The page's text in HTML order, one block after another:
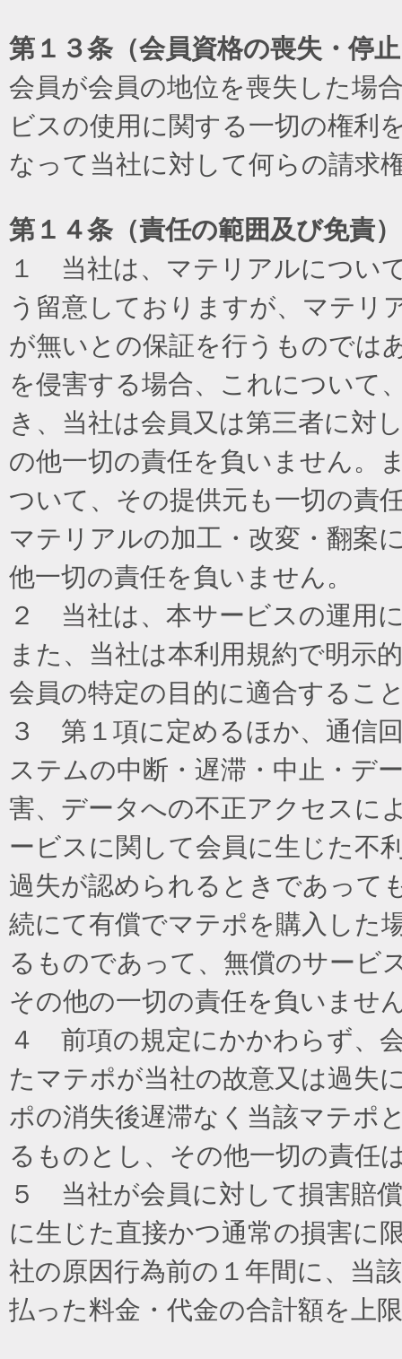
第１３条（会員資格の喪失・停
会員が会員の地位を喪失した場
ビスの使用に関する一切の権利
なって当社に対して何らの請求
第１４条（責任の範囲及び免責）
１ 当社は、マテリアルについ
う留意しておりますが、マテリ
が無いとの保証を行うものでは
を侵害する場合、これについて
き、当社は会員又は第三者に対
の他一切の責任を負いません。
ついて、その提供元も一切の責
マテリアルの加工・改変・翻案
他一切の責任を負いません。
２ 当社は、本サービスの運用
また、当社は本利用規約で明示
会員の特定の目的に適合するこ
３ 第１項に定めるほか、通信
ステムの中断・遅滞・中止・デ
害、データへの不正アクセスに
ービスに関して会員に生じた不
過失が認められるときであって
続にて有償でマテポを購入した
るものであって、無償のサービ
その他の一切の責任を負いませ
４ 前項の規定にかかわらず、
たマテポが当社の故意又は過失
ポの消失後遅滞なく当該マテポ
るものとし、その他一切の責任
５ 当社が会員に対して損害賠
に生じた直接かつ通常の損害に
社の原因行為前の１年間に、当
払った料金・代金の合計額を上